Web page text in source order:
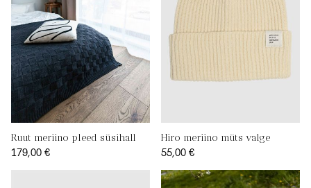
Ruut meriino pleed süsihall
179,00 €
Hiro meriino müts valge
55,00 €